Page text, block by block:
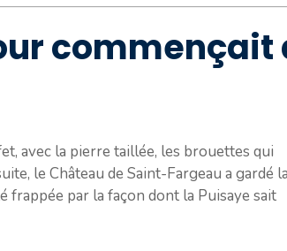
commençait
avec la pierre taillée, les brouettes qui
le Château de Saint-Fargeau a gardé la
frappée par la façon dont la Puisaye sait